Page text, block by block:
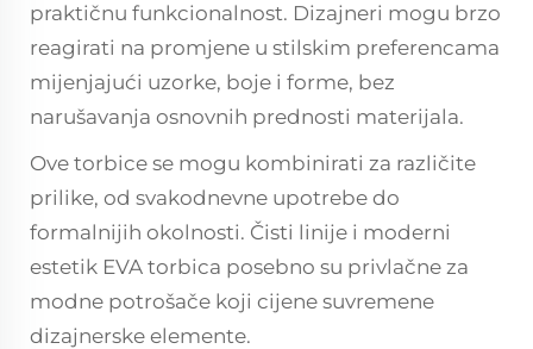
praktičnu funkcionalnost. Dizajneri mogu brzo
reagirati na promjene u stilskim preferencama
mijenjajući uzorke, boje i forme, bez
narušavanja osnovnih prednosti materijala.
Ove torbice se mogu kombinirati za različite
prilike, od svakodnevne upotrebe do
formalnijih okolnosti. Čisti linije i moderni
estetik EVA torbica posebno su privlačne za
modne potrošače koji cijene suvremene
dizajnerske elemente.